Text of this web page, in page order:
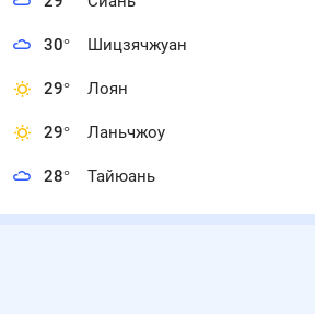
30° Шицзячжуан
29° Лоян
29° Ланьчжоу
28° Тайюань